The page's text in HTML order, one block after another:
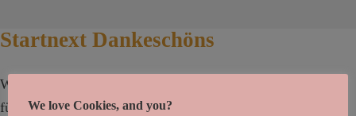
Startnext Dankeschöns
Wir haben folgende wunderschöne Startnext Dankeschöns
für euch vorbereitet VILUBEE Wundertüte kleinSet Tier
We love Cookies, and you?